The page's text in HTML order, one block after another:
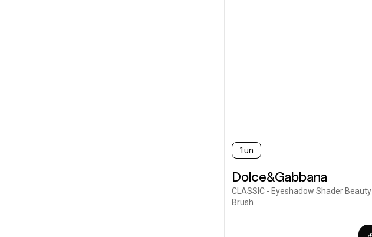
1un
Dolce&Gabbana
CLASSIC - Eyeshadow Shader Beauty
Brush